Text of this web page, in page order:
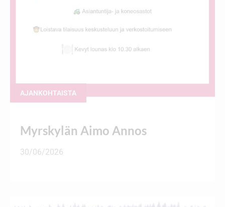
AJANKOHTAISTA
Myrskylän Aimo Annos
30/06/2026